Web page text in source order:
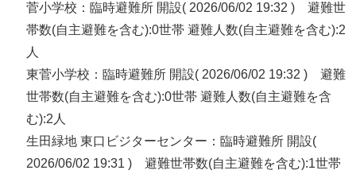
菅小学校：臨時避難所 開設( 2026/06/02 19:32 ) 避難世
帯数(自主避難を含む):0世帯 避難人数(自主避難を含む):2
人
東菅小学校：臨時避難所 開設( 2026/06/02 19:32 ) 避難
世帯数(自主避難を含む):0世帯 避難人数(自主避難を含
む):2人
生田緑地 東口ビジターセンター：臨時避難所 開設(
2026/06/02 19:31 ) 避難世帯数(自主避難を含む):1世帯